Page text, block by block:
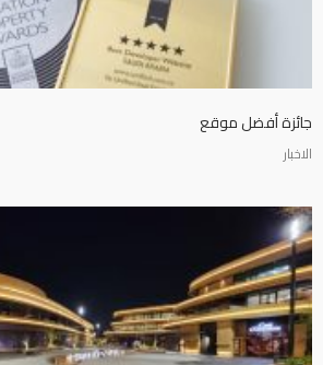
جائزة أفضل موقع
الاخبار